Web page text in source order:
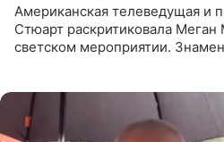
Американская телеведущая и
Стюарт раскритиковала
светском мероприятии.